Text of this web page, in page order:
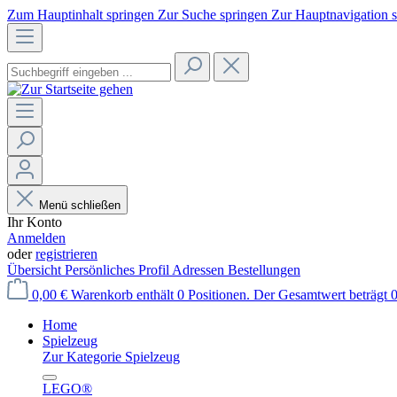
Zum Hauptinhalt springen Zur Suche springen Zur Hauptnavigation
Menü schließen
Ihr Konto
Anmelden
oderregistrieren
Übersicht Persönliches Profil Adressen Bestellungen
0,00 € Warenkorb enthält 0 Positionen. Der Gesamtwert beträgt
Home
Spielzeug
Zur Kategorie Spielzeug
LEGO®